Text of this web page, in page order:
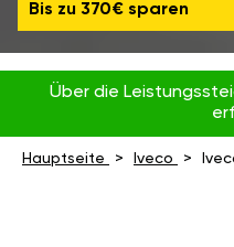
Bis zu 370€ sparen
Über die
Hauptseite Iveco